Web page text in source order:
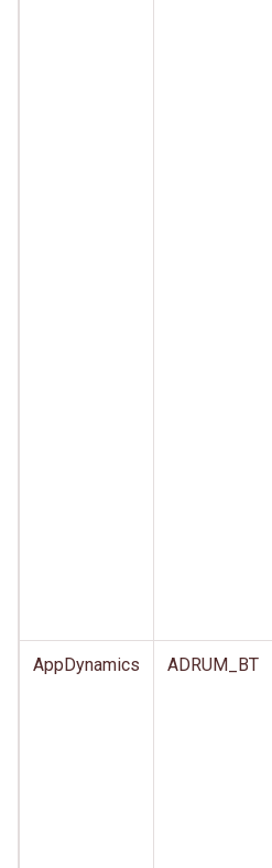
AppDynamics ADRUM_BT